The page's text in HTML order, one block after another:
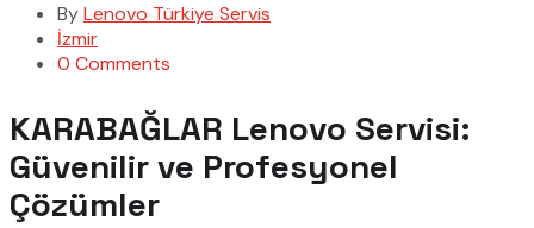
ByLenovo Türkiye Servis
İzmir
0 Comments
KARABAĞLAR Lenovo Servisi:
Güvenilir ve Profesyonel
Çözümler